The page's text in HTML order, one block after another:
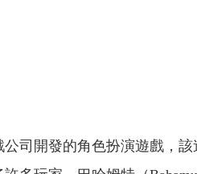
公司開發的角色扮演遊戲，